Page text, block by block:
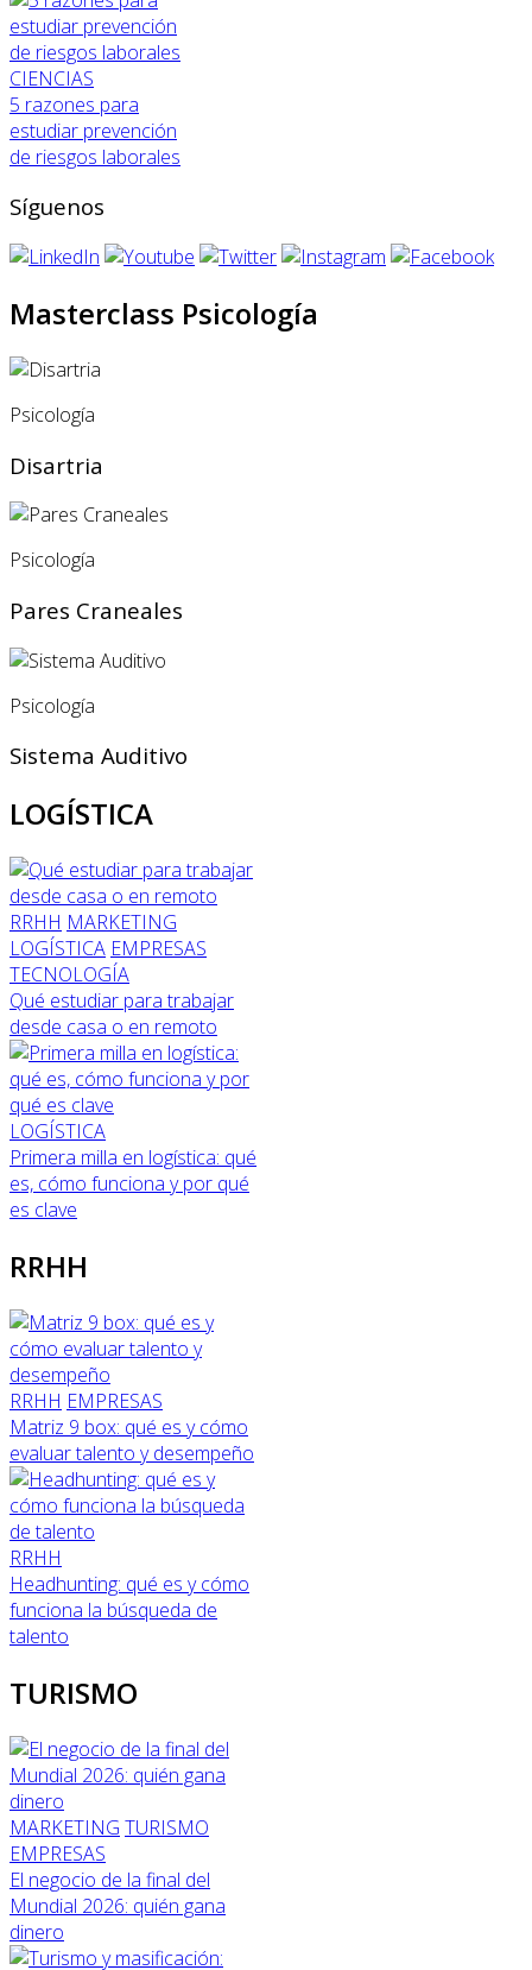
CIENCIAS
5 razones para
estudiar prevención
de riesgos laborales
Síguenos
Masterclass Psicología
Psicología
Disartria
Psicología
Pares Craneales
Psicología
Sistema Auditivo
LOGÍSTICA
RRHH MARKETING
LOGÍSTICA EMPRESAS
TECNOLOGÍA
Qué estudiar para trabajar
desde casa o en remoto
LOGÍSTICA
Primera milla en logística: qué
es, cómo funciona y por qué
es clave
RRHH
RRHH EMPRESAS
Matriz 9 box: qué es y cómo
evaluar talento y desempeño
RRHH
Headhunting: qué es y cómo
funciona la búsqueda de
talento
TURISMO
MARKETING TURISMO
EMPRESAS
El negocio de la final del
Mundial 2026: quién gana
dinero